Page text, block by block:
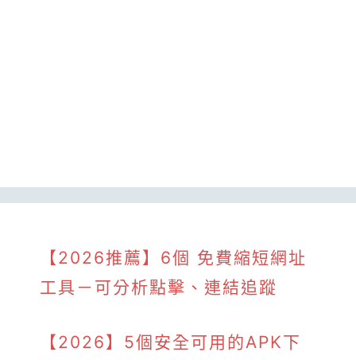
【2026推薦】6個 免費縮短網址
工具－可分析點擊、連結追蹤
【2026】5個安全可用的APK下